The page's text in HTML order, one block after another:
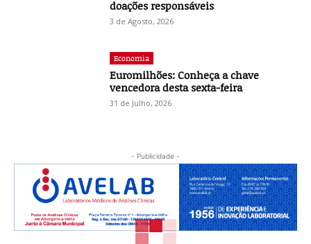
doações responsáveis
3 de Agosto, 2026
Economia
Euromilhões: Conheça a chave
vencedora desta sexta-feira
31 de Julho, 2026
- Publicidade -